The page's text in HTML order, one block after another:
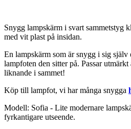
Snygg lampskärm i svart sammetstyg
med vit plast på insidan.
En lampskärm som är snygg i sig
lampfoten den sitter på. Passar
liknande i sammet!
Köp till lampfot, vi har många snygga
Modell: Sofia - Lite modernare
fyrkantigare utseende.